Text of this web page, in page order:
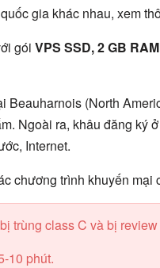
gia khác nhau, xem
gói VPS SSD, 2 GB
(North
Ngoài ra, khâu đăng ký
Internet.
chương trình khuyến mại
trùng class C và bị
10 phút.